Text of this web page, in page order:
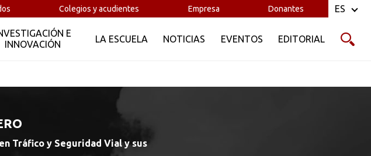
Colegios y acudientes Empresa Donantes
E
INNOVACIÓN
LA ESCUELA NOTICIAS EVENTOS EDITORIAL
ES
Tráfico y Seguridad Vial y sus